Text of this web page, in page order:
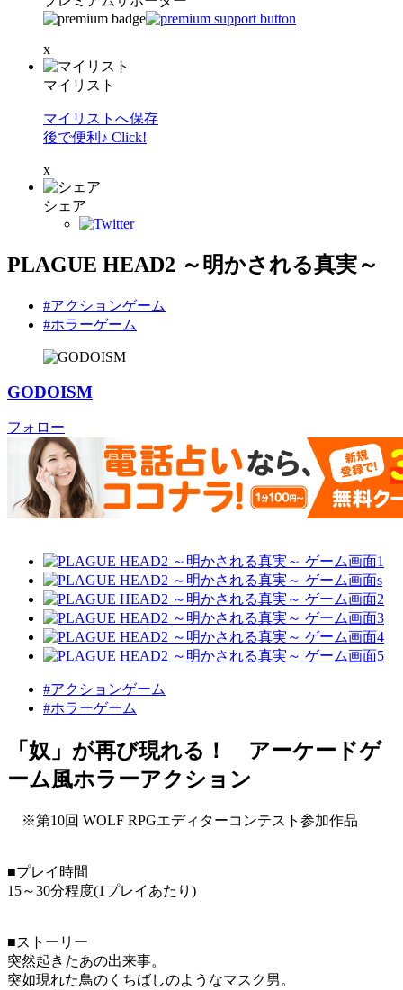
x
マイリスト
マイリストへ保存
後で便利♪ Click!
x
シェア
PLAGUE HEAD2 ～明かされる真実～
#アクションゲーム
#ホラーゲーム
GODOISM
フォロー
#アクションゲーム
#ホラーゲーム
「奴」が再び現れる！ アーケードゲ
ーム風ホラーアクション
※第10回 WOLF RPGエディターコンテスト参加作品
■プレイ時間
15～30分程度(1プレイあたり)
■ストーリー
突然起きたあの出来事。
突如現れた鳥のくちばしのようなマスク男。